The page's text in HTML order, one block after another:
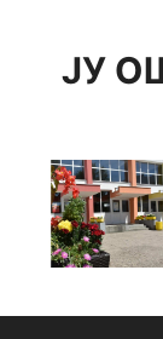
contentЈУ